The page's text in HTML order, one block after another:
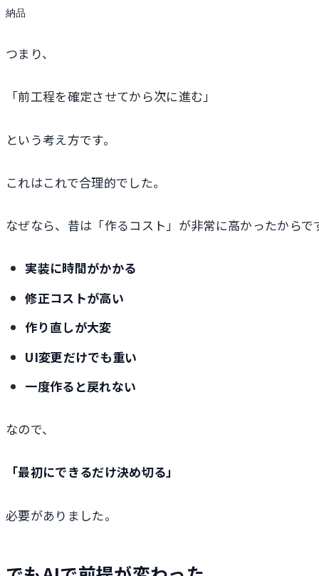
納品
つまり、
「前工程を確定させてから次に進む」
という考え方です。
これはこれで合理的でした。
なぜなら、昔は「作るコスト」が非常に高かったからで
実装に時間がかかる
修正コストが高い
作り直しが大変
UI変更だけでも重い
一度作ると戻れない
なので、
「最初にできるだけ決め切る」
必要がありました。